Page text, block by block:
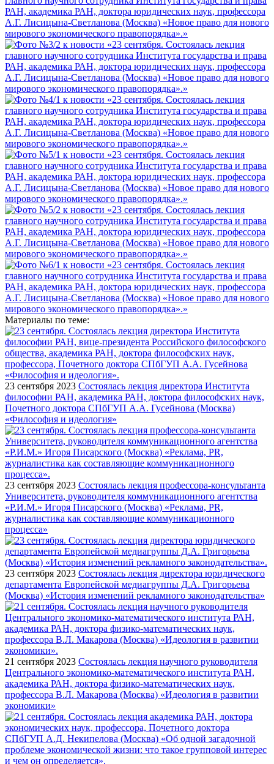
Материалы по теме:
23 сентября 2023 Состоялась лекция директора Института
философии РАН, академика РАН, доктора философских наук,
Почетного доктора СПбГУП А.А. Гусейнова (Москва)
«Философия и идеология»
23 сентября 2023 Состоялась лекция профессора-консультанта
Университета, руководителя коммуникационного агентства
«Р.И.М.» Игоря Писарского (Москва) «Реклама, PR,
журналистика как составляющие коммуникационного
процесса»
23 сентября 2023 Состоялась лекция директора юридического
департамента Европейской медиагруппы Д.А. Григорьева
(Москва) «История изменений рекламного законодательства»
21 сентября 2023 Состоялась лекция научного руководителя
Центрального экономико-математического института РАН,
академика РАН, доктора физико-математических наук,
профессора В.Л. Макарова (Москва) «Идеология в развитии
экономики»